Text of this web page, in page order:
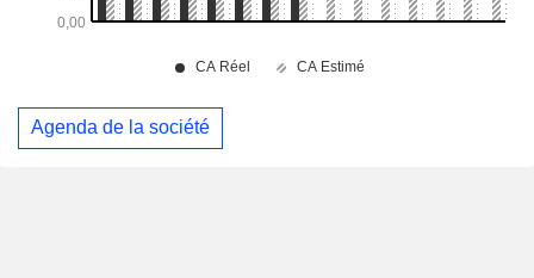
Agenda de la société